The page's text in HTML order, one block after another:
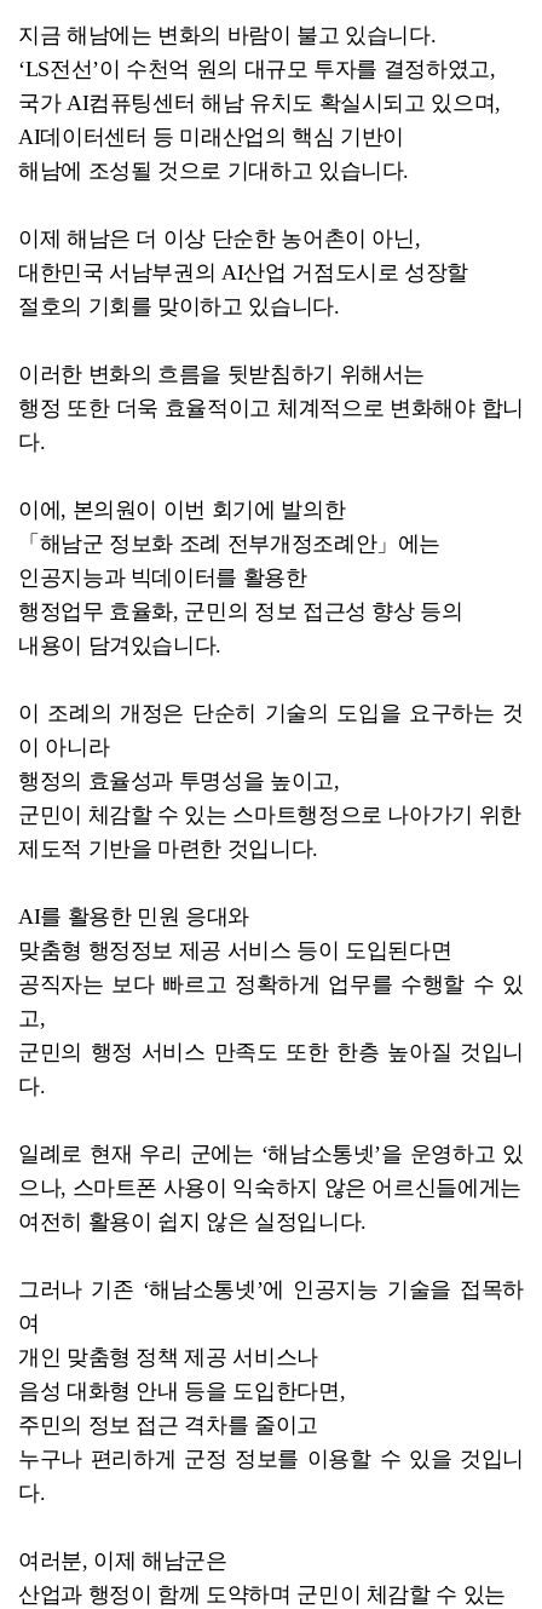
지금 해남에는 변화의 바람이 불고 있습니다.
‘LS전선’이 수천억 원의 대규모 투자를 결정하였고,
국가 AI컴퓨팅센터 해남 유치도 확실시되고 있으며,
AI데이터센터 등 미래산업의 핵심 기반이
해남에 조성될 것으로 기대하고 있습니다.
이제 해남은 더 이상 단순한 농어촌이 아닌,
대한민국 서남부권의 AI산업 거점도시로 성장할
절호의 기회를 맞이하고 있습니다.
이러한 변화의 흐름을 뒷받침하기 위해서는
행정 또한 더욱 효율적이고 체계적으로 변화해야 합니
다.
이에, 본의원이 이번 회기에 발의한
「해남군 정보화 조례 전부개정조례안」에는
인공지능과 빅데이터를 활용한
행정업무 효율화, 군민의 정보 접근성 향상 등의
내용이 담겨있습니다.
이 조례의 개정은 단순히 기술의 도입을 요구하는 것
이 아니라
행정의 효율성과 투명성을 높이고,
군민이 체감할 수 있는 스마트행정으로 나아가기 위한
제도적 기반을 마련한 것입니다.
AI를 활용한 민원 응대와
맞춤형 행정정보 제공 서비스 등이 도입된다면
공직자는 보다 빠르고 정확하게 업무를 수행할 수 있
고,
군민의 행정 서비스 만족도 또한 한층 높아질 것입니
다.
일례로 현재 우리 군에는 ‘해남소통넷’을 운영하고 있
으나, 스마트폰 사용이 익숙하지 않은 어르신들에게는
여전히 활용이 쉽지 않은 실정입니다.
그러나 기존 ‘해남소통넷’에 인공지능 기술을 접목하
여
개인 맞춤형 정책 제공 서비스나
음성 대화형 안내 등을 도입한다면,
주민의 정보 접근 격차를 줄이고
누구나 편리하게 군정 정보를 이용할 수 있을 것입니
다.
여러분, 이제 해남군은
산업과 행정이 함께 도약하며 군민이 체감할 수 있는